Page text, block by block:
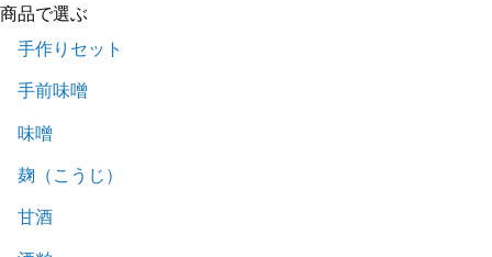
商品で選ぶ
手作りセット
手前味噌
味噌
麹（こうじ）
甘酒